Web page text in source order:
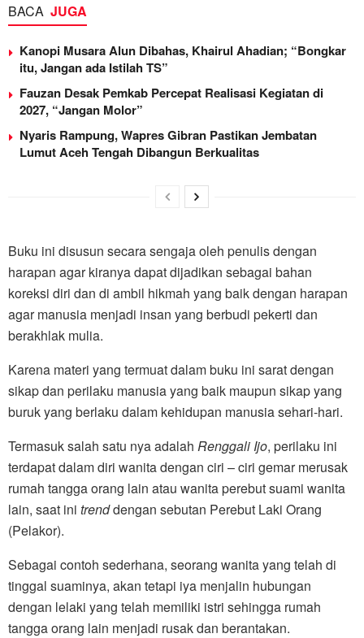
BACA JUGA
Kanopi Musara Alun Dibahas, Khairul Ahadian; “Bongkar
itu, Jangan ada Istilah TS”
Fauzan Desak Pemkab Percepat Realisasi Kegiatan di
2027, “Jangan Molor”
Nyaris Rampung, Wapres Gibran Pastikan Jembatan
Lumut Aceh Tengah Dibangun Berkualitas
Buku ini disusun secara sengaja oleh penulis dengan
harapan agar kiranya dapat dijadikan sebagai bahan
koreksi diri dan di ambil hikmah yang baik dengan harapan
agar manusia menjadi insan yang berbudi pekerti dan
berakhlak mulia.
Karena materi yang termuat dalam buku ini sarat dengan
sikap dan perilaku manusia yang baik maupun sikap yang
buruk yang berlaku dalam kehidupan manusia sehari-hari.
Termasuk salah satu nya adalah Renggali Ijo, perilaku ini
terdapat dalam diri wanita dengan ciri – ciri gemar merusak
rumah tangga orang lain atau wanita perebut suami wanita
lain, saat ini trenddengan sebutan Perebut Laki Orang
(Pelakor).
Sebagai contoh sederhana, seorang wanita yang telah di
tinggal suaminya, akan tetapi iya menjalin hubungan
dengan lelaki yang telah memiliki istri sehingga rumah
tangga orang lain menjadi rusak dan berantakan.